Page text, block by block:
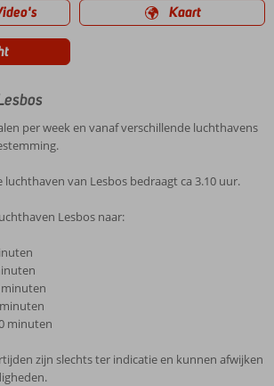
Kaart
per week en vanaf verschillende luchthavens
van Lesbos bedraagt ca 3.10 uur.
Lesbos naar:
minuten
minuten
zijn slechts ter indicatie en kunnen afwijken